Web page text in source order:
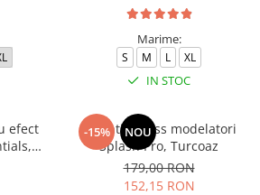
Marime:
S M L XL
IN STOC
efect
-15% NOU
Colanti fitness modelatori
Splash Pro, Turcoaz
179,00 RON
152,15 RON